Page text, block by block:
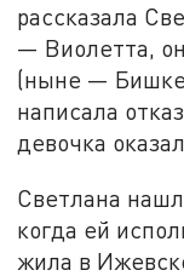
рассказала
— Виолетта,
(ныне —
написала
девочка
Светлана
когда ей
жила в